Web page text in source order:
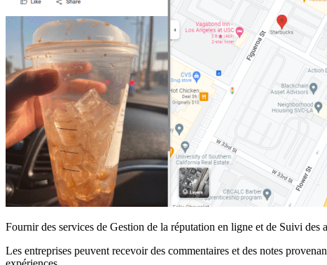
Fournir des services de Gestion de la réputation en ligne et de Suivi
Les entreprises peuvent recevoir des commentaires et des notes